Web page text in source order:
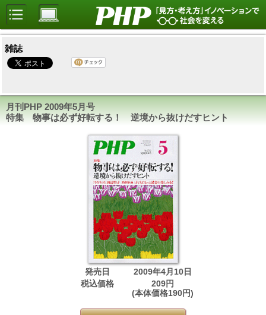
雑誌
月刊PHP 2009年5月号
特集 物事は必ず好転する！ 逆境から抜けだすヒント
発売日
2009年4月10日
税込価格
209円
(本体価格190円)